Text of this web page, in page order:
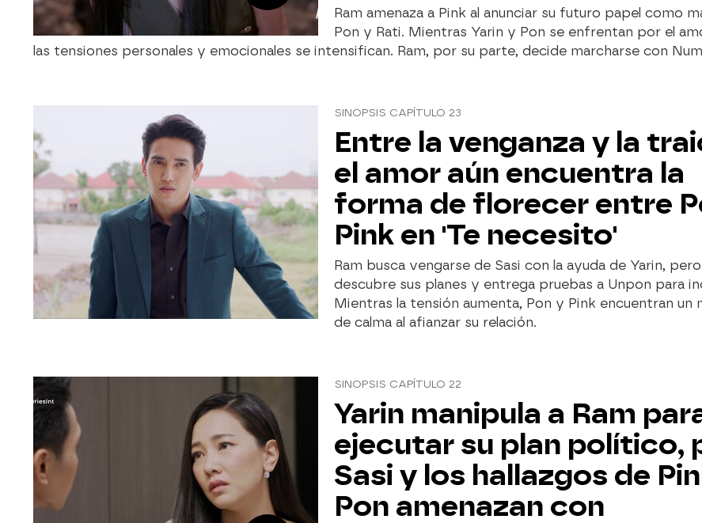
Ram amenaza a Pink al anunciar su futuro papel como
Pon y Rati. Mientras Yarin y Pon se enfrentan por el
las tensiones personales y emocionales se intensifican. Ram, por su parte, decide marcharse con
SINOPSIS CAPÍTULO 23
Entre la venganza y la
el amor aún encuentra la
forma de florecer entre
Pink en 'Te necesito'
Ram busca vengarse de Sasi con la ayuda de Yarin, pero
descubre sus planes y entrega pruebas a Unpon para
Mientras la tensión aumenta, Pon y Pink encuentran un
de calma al afianzar su relación.
SINOPSIS CAPÍTULO 22
Yarin manipula a Ram
ejecutar su plan político,
Sasi y los hallazgos de
Pon amenazan con